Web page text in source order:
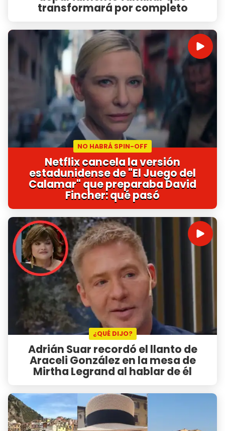
transformará por completo
NO HABRÁ SPIN-OFF
Netflix cancela la versión
estadunidense de "El Juego del
Calamar" que preparaba David
Fincher: qué pasó
¿QUÉ DIJO?
Adrián Suar recordó el llanto de
Araceli González en la mesa de
Mirtha Legrand al hablar de él